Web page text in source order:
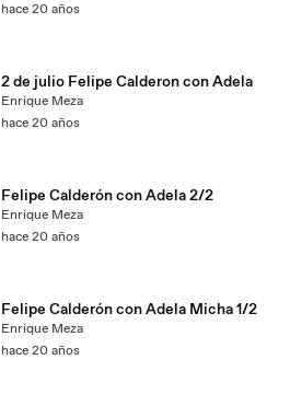
hace 20 años
2 de julio Felipe Calderon con Adela
Enrique Meza
hace 20 años
Felipe Calderón con Adela 2/2
Enrique Meza
hace 20 años
Felipe Calderón con Adela Micha 1/2
Enrique Meza
hace 20 años